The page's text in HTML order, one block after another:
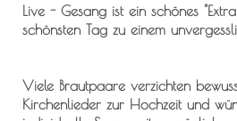
Live - Gesang ist ein schönes
schönsten Tag zu einem
Viele Brautpaare verzichten
Kirchenlieder zur Hochzeit und